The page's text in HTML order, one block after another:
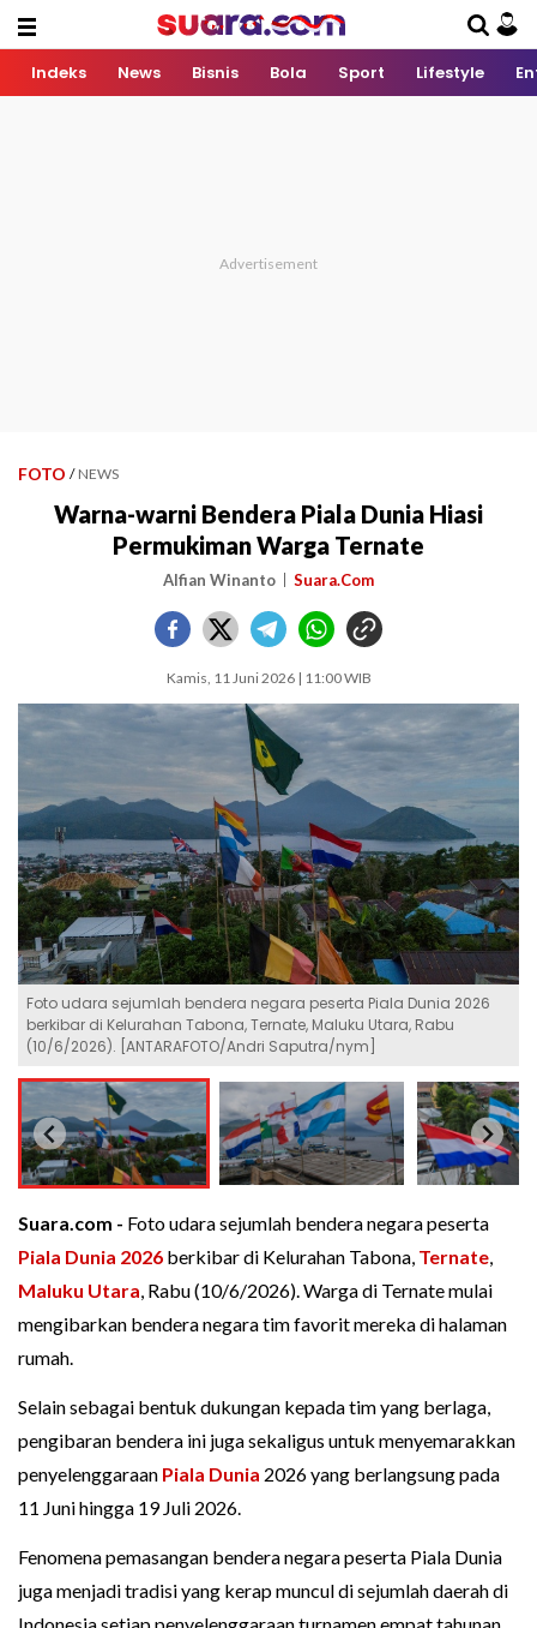
Indeks News Bisnis Bola Sport Lifestyle
FOTO / NEWS
Warna-warni Bendera Piala Dunia Hiasi
Permukiman Warga Ternate
Alfian Winanto Suara.Com
Kamis, 11 Juni 2026 | 11:00 WIB
Foto udara sejumlah bendera negara peserta Piala Dunia 2026
berkibar di Kelurahan Tabona, Ternate, Maluku Utara, Rabu
(10/6/2026). [ANTARAFOTO/Andri Saputra/nym]
Suara.com - Foto udara sejumlah bendera negara peserta
Piala Dunia 2026 berkibar di Kelurahan Tabona, Ternate,
Maluku Utara, Rabu (10/6/2026). Warga di Ternate mulai
mengibarkan bendera negara tim favorit mereka di halaman
rumah.
Selain sebagai bentuk dukungan kepada tim yang berlaga,
pengibaran bendera ini juga sekaligus untuk menyemarakkan
penyelenggaraan Piala Dunia 2026 yang berlangsung pada
11 Juni hingga 19 Juli 2026.
Fenomena pemasangan bendera negara peserta Piala Dunia
juga menjadi tradisi yang kerap muncul di sejumlah daerah di